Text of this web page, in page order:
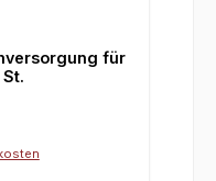
für